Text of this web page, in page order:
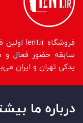
سابقه حضور فعال و
یدکی تهران و ایران
درباره ما